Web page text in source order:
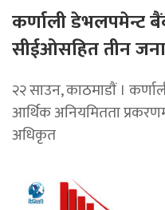
कर्णाली डेभलपमेन्ट
सीईओसहित तीन
२२ साउन, काठमाडाैं ।
आर्थिक अनियमितता
अधिकृत